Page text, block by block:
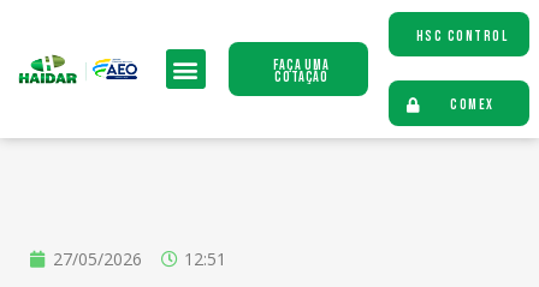
Faça uma
Cotação
HSC CONTROL
COMEX
27/05/2026 12:51